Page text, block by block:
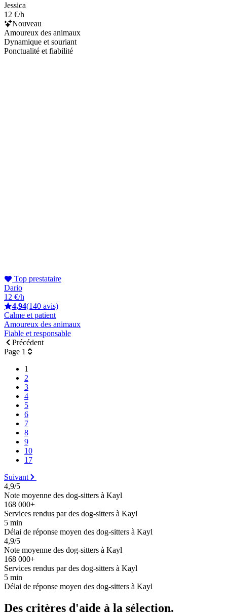
Jessica
12 €/h
Nouveau
Amoureux des animaux
Dynamique et souriant
Ponctualité et fiabilité
Top prestataire
Dario
12 €/h
4,94(140 avis)
Calme et patient
Amoureux des animaux
Fiable et responsable
Précédent
Page 1
1
2
3
4
5
6
7
8
9
10
17
Suivant
4,9/5
Note moyenne des dog-sitters à Kayl
168 000+
Services rendus par des dog-sitters à Kayl
5 min
Délai de réponse moyen des dog-sitters à Kayl
4,9/5
Note moyenne des dog-sitters à Kayl
168 000+
Services rendus par des dog-sitters à Kayl
5 min
Délai de réponse moyen des dog-sitters à Kayl
Des critères d'aide à la sélection.